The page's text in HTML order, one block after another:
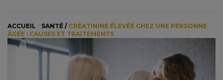
ACCUEIL SANTÉ / CRÉATININE ÉLEVÉE CHEZ UNE PERSONNE
ÂGÉE : CAUSES ET TRAITEMENTS